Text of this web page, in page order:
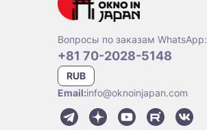
Вопросы по заказам WhatsApp:
+81 70-2028-5148
RUB
Email:info@oknoinjapan.com